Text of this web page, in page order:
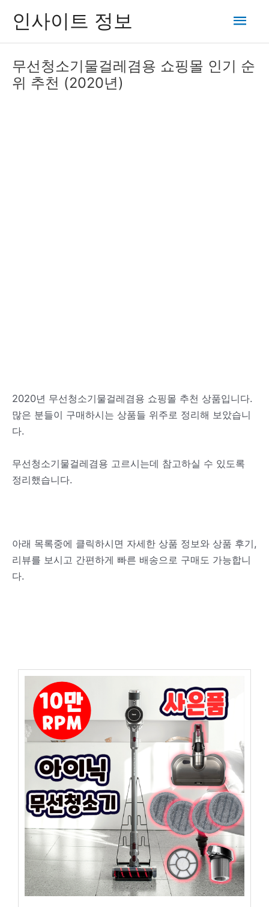
츠
인사이트 정보
메
인
메
무선청소기물걸레겸용 쇼핑몰 인기 순
위 추천 (2020년)
2020년 무선청소기물걸레겸용 쇼핑몰 추천 상품입니다.
많은 분들이 구매하시는 상품들 위주로 정리해 보았습니
다.
무선청소기물걸레겸용 고르시는데 참고하실 수 있도록
정리했습니다.
아래 목록중에 클릭하시면 자세한 상품 정보와 상품 후기,
리뷰를 보시고 간편하게 빠른 배송으로 구매도 가능합니
다.